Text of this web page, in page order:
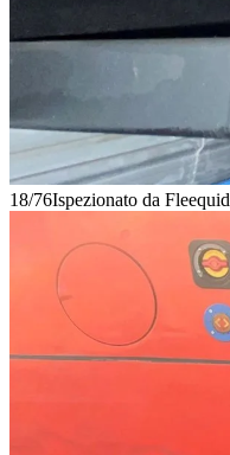
18/76Ispezionato da Fleequid